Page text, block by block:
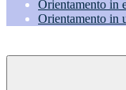
Orientamento in
Orientamento in